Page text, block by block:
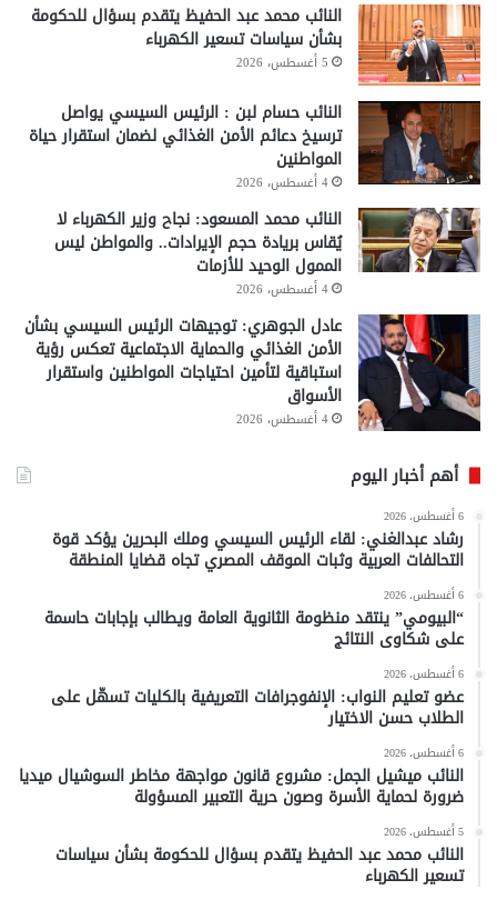
النائب محمد عبد الحفيظ يتقدم بسؤال للحكومة
بشأن سياسات تسعير الكهرباء
5 أغسطس، 2026
النائب حسام لبن : الرئيس السيسي يواصل
ترسيخ دعائم الأمن الغذائي لضمان استقرار حياة
المواطنين
4 أغسطس، 2026
النائب محمد المسعود: نجاح وزير الكهرباء لا
يُقاس بريادة حجم الإيرادات.. والمواطن ليس
الممول الوحيد للأزمات
4 أغسطس، 2026
عادل الجوهري: توجيهات الرئيس السيسي بشأن
الأمن الغذائي والحماية الاجتماعية تعكس رؤية
استباقية لتأمين احتياجات المواطنين واستقرار
الأسواق
4 أغسطس، 2026
أهم أخبار اليوم
6 أغسطس، 2026
رشاد عبدالغني: لقاء الرئيس السيسي وملك البحرين يؤكد قوة
التحالفات العربية وثبات الموقف المصري تجاه قضايا المنطقة
6 أغسطس، 2026
“البيومي” ينتقد منظومة الثانوية العامة ويطالب بإجابات حاسمة
على شكاوى النتائج
6 أغسطس، 2026
عضو تعليم النواب: الإنفوجرافات التعريفية بالكليات تسهّل على
الطلاب حسن الاختيار
6 أغسطس، 2026
النائب ميشيل الجمل: مشروع قانون مواجهة مخاطر السوشيال ميديا
ضرورة لحماية الأسرة وصون حرية التعبير المسؤولة
5 أغسطس، 2026
النائب محمد عبد الحفيظ يتقدم بسؤال للحكومة بشأن سياسات
تسعير الكهرباء